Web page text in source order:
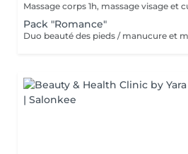
Massage corps 1h, massage visage et
Pack "Romance"